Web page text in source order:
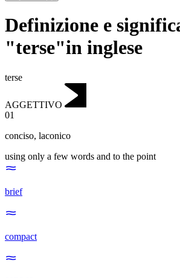
Definizione e
"terse"in inglese
terse
AGGETTIVO
01
conciso, laconico
using only a few words and to the point
brief
compact